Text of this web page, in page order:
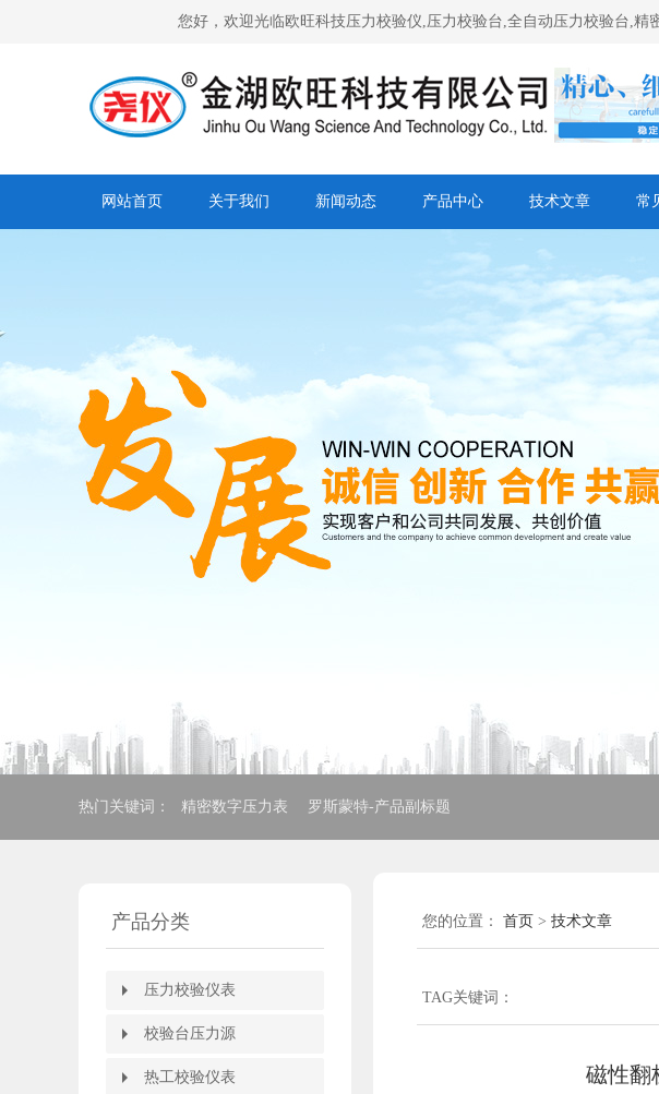
您好，欢迎光临欧旺科技压力校验仪,压力校验台,全自动压力校验台,精密数字压
网站首页 关于我们 新闻动态 产品中心 技术文章 常
热门关键词： 精密数字压力表 罗斯蒙特-产品副标题
产品分类
压力校验仪表
压力校验仪表
压力自动校验装置
全自动压力校验台
压力校验仪
箱式压力校验仪
电动压力校验仪
便携式多功能校验仪
智能压力模块
精密数字压力计
精密数字压力表
HART375手操器
HART475手操器
校验台压力源
校验台压力源
全自动压力控制台
电动压力校验台
压力校验台
便携式压力泵
轻便微压压力泵
手持式压力泵
电动压力源
手动压力源
氧气表压力表两用校器
手操压力泵
压力表转换接头
压力泵附件
热工校验仪表
热工校验仪表
您的位置： 首页 > 技术文章
TAG关键词：
磁性翻